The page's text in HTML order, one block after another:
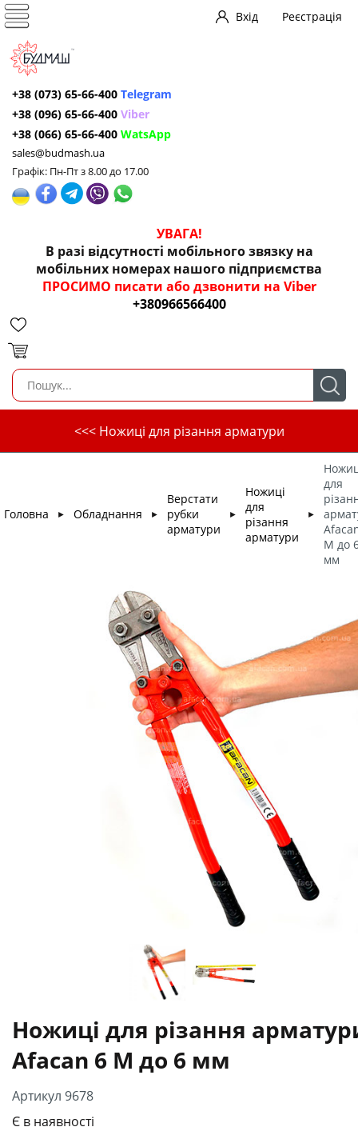
Вхід Реєстрація
+38 (073) 65-66-400 Telegram
+38 (096) 65-66-400 Viber
+38 (066) 65-66-400 WatsApp
sales@budmash.ua
Графік: Пн-Пт з 8.00 до 17.00
УВАГА!
В разі відсутності мобільного звязку на
мобільних номерах нашого підприємства
ПРОСИМО писати або дзвонити на Viber
+380966566400
<<< Ножиці для різання арматури
Головна ► Обладнання ►
Верстати
рубки
арматури
►
Ножиці
для
різання
арматури
►
для
М до
мм
Ножиці для різання
Afacan 6 М до 6 мм
Артикул 9678
Є в наявності